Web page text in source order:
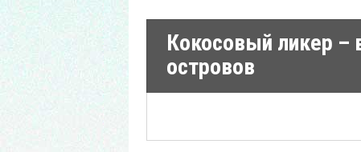
Кокосовый ликер –
островов